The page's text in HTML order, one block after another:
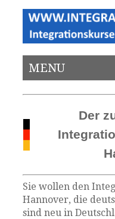
MENU
Der
Sie wollen den
Hannover, die
sind neu in